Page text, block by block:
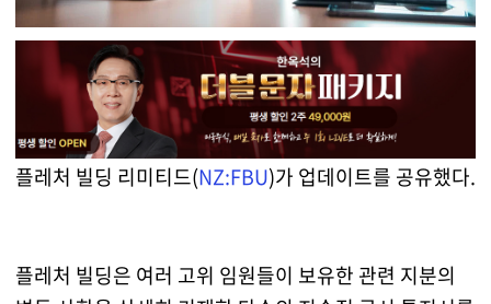
플레처 빌딩 리미티드(NZ:FBU)가 업데이트를 공유했다.
플레처 빌딩은 여러 고위 임원들이 보유한 관련 지분의